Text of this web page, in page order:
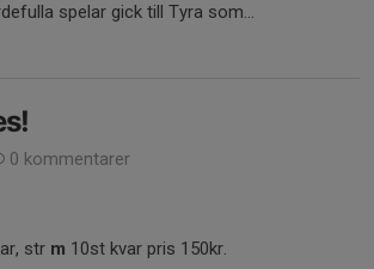
spelar gick till Tyra som...
0 kommentarer
str m 10st kvar pris 150kr.